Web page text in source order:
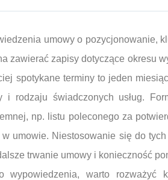
umowy o pozycjonowanie,
zawierać zapisy dotyczące okresu
spotykane terminy to jeden
i rodzaju świadczonych usług.
np. listu poleconego za
w umowie. Niestosowanie się do
trwanie umowy i konieczność
wypowiedzenia, warto